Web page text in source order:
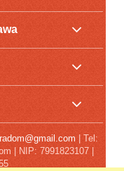
| Tel:
| NIP: 7991823107 |